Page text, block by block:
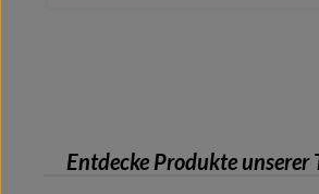
Entdecke Produkte unserer